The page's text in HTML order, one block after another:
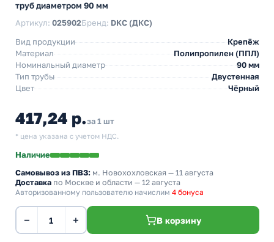
труб диаметром 90 мм
Артикул: 025902Бренд: DKC (ДКС)
Вид продукции
Крепёж
Материал
Полипропилен (ППЛ)
Номинальный диаметр
90 мм
Тип трубы
Двустенная
Цвет
Чёрный
417,24 р.за 1 шт
* цена указана с учетом НДС.
Наличие
Самовывоз из ПВЗ: м. Новохохловская — 11 августа
Доставка по Москве и области — 12 августа
Авторизованному пользователю начислим 4 бонуса
− + В корзину